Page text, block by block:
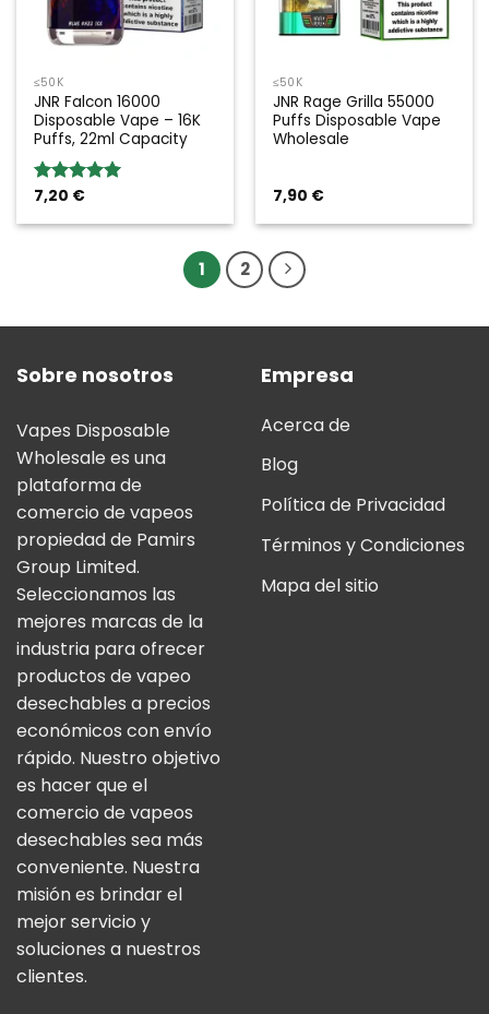
≤50K
JNR Falcon 16000
Disposable Vape – 16K
Puffs, 22ml Capacity
Valoración:
5
7,20 €
≤50K
JNR Rage Grilla 55000
Puffs Disposable Vape
Wholesale
7,90 €
1 2
Sobre nosotros
Vapes Disposable
Wholesale es una
plataforma de
comercio de vapeos
propiedad de Pamirs
Group Limited.
Seleccionamos las
mejores marcas de la
industria para ofrecer
productos de vapeo
desechables a precios
económicos con envío
rápido. Nuestro objetivo
es hacer que el
comercio de vapeos
desechables sea más
conveniente. Nuestra
misión es brindar el
mejor servicio y
soluciones a nuestros
clientes.
Empresa
Acerca de
Blog
Política de Privacidad
Términos y Condiciones
Mapa del sitio